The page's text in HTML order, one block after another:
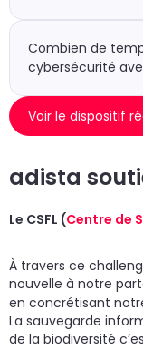
spécifiquement
logistique et du
Lorraine, sont au
Combien de
cybersécurité
La Phase 1
semaines selon la
(ingénierie de
retenues.
Voir le dispositif
adista
Le CSFL (Centre de
À travers ce
nouvelle à notre
en concrétisant
La sauvegarde
de la biodiversité